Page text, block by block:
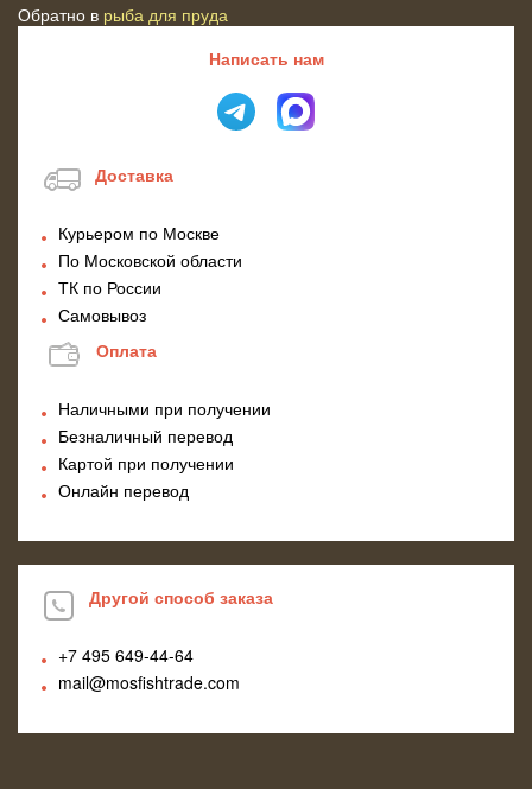
Обратно в рыба для пруда
Написать нам
Доставка
Курьером по Москве
По Московской области
ТК по России
Самовывоз
Оплата
Наличными при получении
Безналичный перевод
Картой при получении
Онлайн перевод
Другой способ заказа
+7 495 649-44-64
mail@mosfishtrade.com